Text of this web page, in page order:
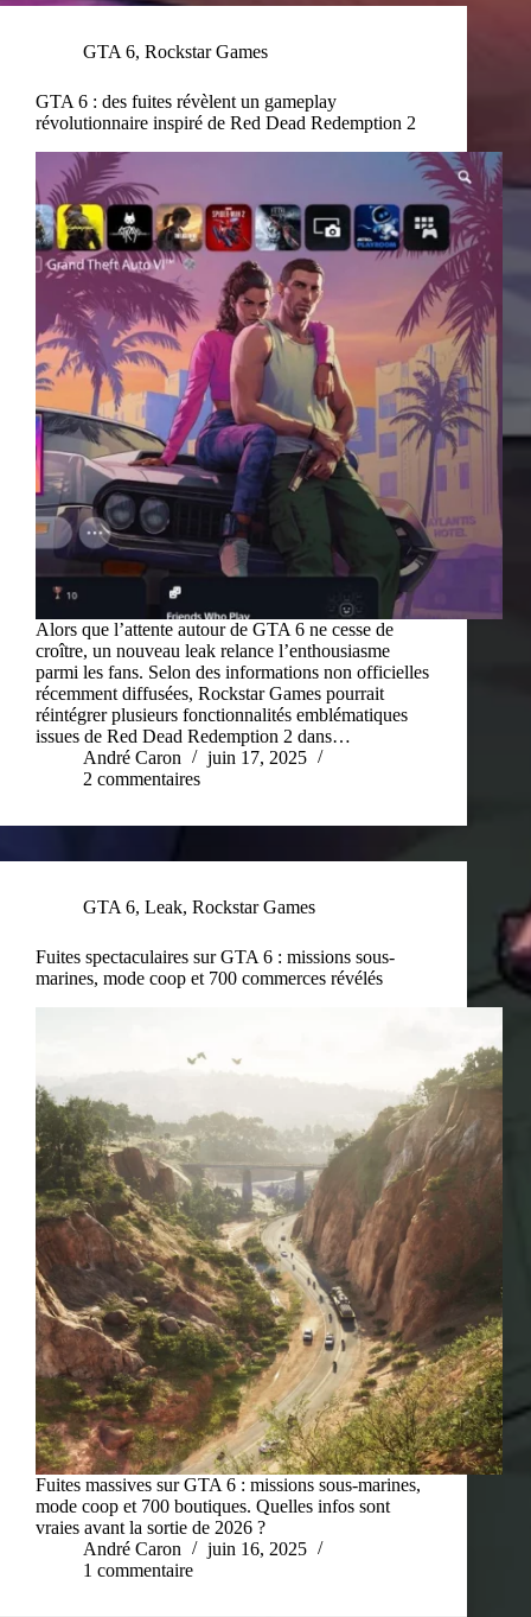
GTA 6, Rockstar Games
GTA 6 : des fuites révèlent un gameplay
révolutionnaire inspiré de Red Dead Redemption 2
Alors que l’attente autour de GTA 6 ne cesse de
croître, un nouveau leak relance l’enthousiasme
parmi les fans. Selon des informations non officielles
récemment diffusées, Rockstar Games pourrait
réintégrer plusieurs fonctionnalités emblématiques
issues de Red Dead Redemption 2 dans…
André Caron
juin 17, 2025
2 commentaires
GTA 6, Leak, Rockstar Games
Fuites spectaculaires sur GTA 6 : missions sous-
marines, mode coop et 700 commerces révélés
Fuites massives sur GTA 6 : missions sous-marines,
mode coop et 700 boutiques. Quelles infos sont
vraies avant la sortie de 2026 ?
André Caron
juin 16, 2025
1 commentaire